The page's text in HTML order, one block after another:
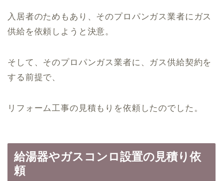
入居者のためもあり、そのプロパンガス業者にガス
供給を依頼しようと決意。
そして、そのプロパンガス業者に、ガス供給契約を
する前提で、
リフォーム工事の見積もりを依頼したのでした。
給湯器やガスコンロ設置の見積り依
頼